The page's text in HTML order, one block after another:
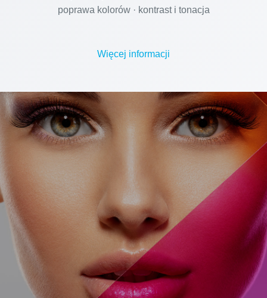
poprawa kolorów · kontrast i tonacja
Więcej informacji